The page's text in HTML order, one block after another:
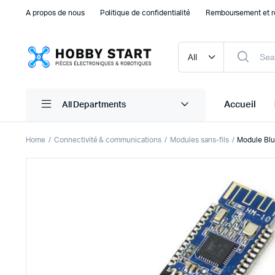
A propos de nous Politique de confidentialité Remboursement et
All Departments Accueil
Autres
Home Connectivité & communications Modules sans-fils Module